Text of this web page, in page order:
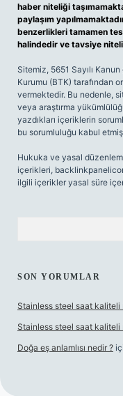
haber niteliği
paylaşım
benzerlikleri tamamen
halindedir ve tavsiye
Sitemiz, 5651 Sayılı
Kurumu (BTK) tarafından
vermektedir. Bu nedenle,
veya araştırma
yazdıkları içeriklerin
bu sorumluluğu kabul etmiş
Hukuka ve yasal
içerikleri,
ilgili içerikler yasal süre
SON YORUMLAR
Stainless steel saat kaliteli
Stainless steel saat kaliteli
Doğa eş anlamlısı nedir ?